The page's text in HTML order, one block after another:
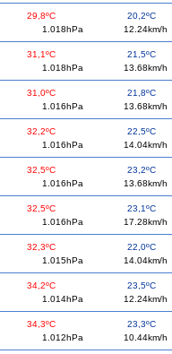
29,8ºC
20,2ºC
1.018hPa 12.24km/h
31,1ºC
21,5ºC
1.018hPa 13.68km/h
31,0ºC
21,8ºC
1.016hPa 13.68km/h
32,2ºC
22,5ºC
1.016hPa 14.04km/h
32,5ºC
23,2ºC
1.016hPa 13.68km/h
32,5ºC
23,1ºC
1.016hPa 17.28km/h
32,3ºC
22,0ºC
1.015hPa 14.04km/h
34,2ºC
23,5ºC
1.014hPa 12.24km/h
34,3ºC
23,3ºC
1.012hPa 10.44km/h